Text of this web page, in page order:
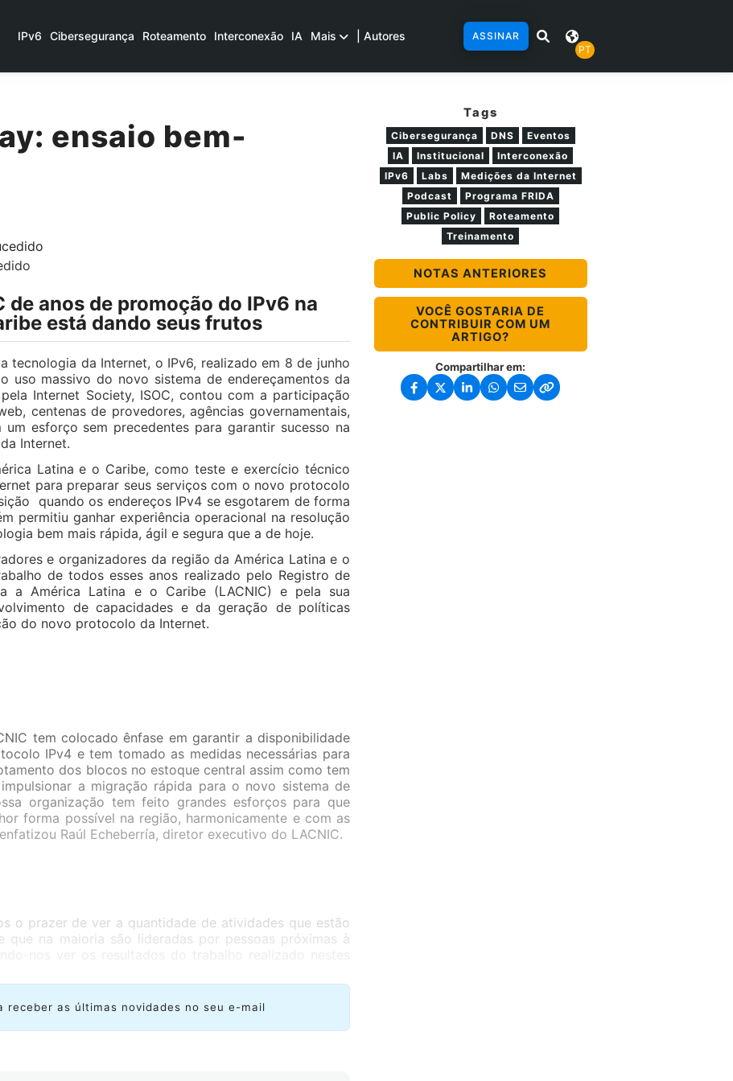
IPv6 Cibersegurança Roteamento Interconexão IA Mais | Autores
ASSINAR
PT
ensaio bem-
de anos de promoção do IPv6 na
está dando seus frutos
tecnologia da Internet, o IPv6, realizado em 8 de junho
uso massivo do novo sistema de endereçamentos da
Internet Society, ISOC, contou com a participação
centenas de provedores, agências governamentais,
esforço sem precedentes para garantir sucesso na
Internet.
Latina e o Caribe, como teste e exercício técnico
para preparar seus serviços com o novo protocolo
quando os endereços IPv4 se esgotarem de forma
permitiu ganhar experiência operacional na resolução
bem mais rápida, ágil e segura que a de hoje.
e organizadores da região da América Latina e o
de todos esses anos realizado pelo Registro de
a América Latina e o Caribe (LACNIC) e pela sua
de capacidades e da geração de políticas
do novo protocolo da Internet.
tem colocado ênfase em garantir a disponibilidade
IPv4 e tem tomado as medidas necessárias para
dos blocos no estoque central assim como tem
a migração rápida para o novo sistema de
organização tem feito grandes esforços para que
forma possível na região, harmonicamente e com as
Raúl Echeberría, diretor executivo do LACNIC.
o prazer de ver a quantidade de atividades que estão
que na maioria são lideradas por pessoas próximas à
receber as últimas novidades no seu e-mail
Tags
Cibersegurança DNS
Eventos
IA
Institucional
Interconexão
IPv6
Labs
Medições da Internet
Podcast
Programa FRIDA
Public Policy
Roteamento
Treinamento
NOTAS ANTERIORES
VOCÊ GOSTARIA DE
CONTRIBUIR COM UM
ARTIGO?
Compartilhar em: